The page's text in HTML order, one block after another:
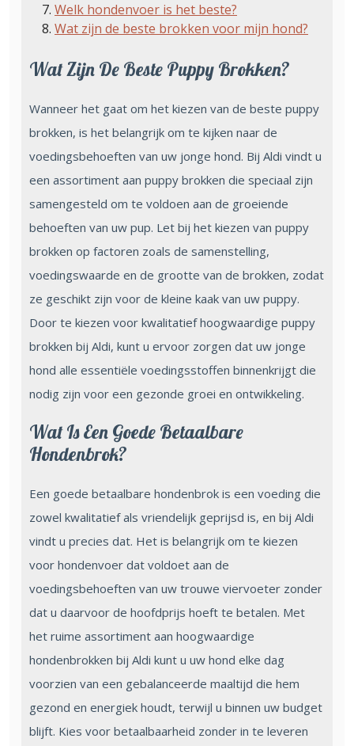
Welk hondenvoer is het beste?
Wat zijn de beste brokken voor mijn hond?
Wat Zijn De Beste Puppy Brokken?
Wanneer het gaat om het kiezen van de beste puppy
brokken, is het belangrijk om te kijken naar de
voedingsbehoeften van uw jonge hond. Bij Aldi vindt u
een assortiment aan puppy brokken die speciaal zijn
samengesteld om te voldoen aan de groeiende
behoeften van uw pup. Let bij het kiezen van puppy
brokken op factoren zoals de samenstelling,
voedingswaarde en de grootte van de brokken, zodat
ze geschikt zijn voor de kleine kaak van uw puppy.
Door te kiezen voor kwalitatief hoogwaardige puppy
brokken bij Aldi, kunt u ervoor zorgen dat uw jonge
hond alle essentiële voedingsstoffen binnenkrijgt die
nodig zijn voor een gezonde groei en ontwikkeling.
Wat Is Een Goede Betaalbare
Hondenbrok?
Een goede betaalbare hondenbrok is een voeding die
zowel kwalitatief als vriendelijk geprijsd is, en bij Aldi
vindt u precies dat. Het is belangrijk om te kiezen
voor hondenvoer dat voldoet aan de
voedingsbehoeften van uw trouwe viervoeter zonder
dat u daarvoor de hoofdprijs hoeft te betalen. Met
het ruime assortiment aan hoogwaardige
hondenbrokken bij Aldi kunt u uw hond elke dag
voorzien van een gebalanceerde maaltijd die hem
gezond en energiek houdt, terwijl u binnen uw budget
blijft. Kies voor betaalbaarheid zonder in te leveren